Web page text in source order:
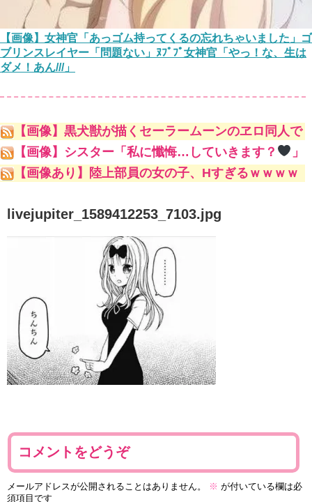
【画像】女神官「あっゴム持ってくるの忘れちゃいました」ゴ
ブリンスレイヤー「問題ない」ﾇﾌﾟﾌﾟ女神官「やっ！な、生は
ダメ！あん///」
【画像】黒犬獣が描くセーラームーンのヱロ同人で
一番抜けるキャラといえばｗｗｗｗｗｗ
【画像】シスター「私に懺悔…していきます？
」
【画像あり】陸上部員の女の子、Hすぎるｗｗｗｗ
livejupiter_1589412253_7103.jpg
コメントをどうぞ
メールアドレスが公開されることはありません。 ※ が付いている欄は必
須項目です